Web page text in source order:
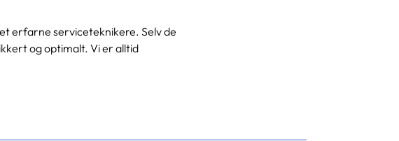
erfarne serviceteknikere. Selv de
og optimalt. Vi er alltid